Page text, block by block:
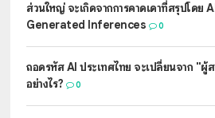
ส่วนใหญ่ จะเกิดจากการคาดเดาที่สรุปโดย
Generated Inferences
0
ถอดรหัส AI ประเทศไทย จะเปลี่ยนจาก "ผู้
อย่างไร?
0